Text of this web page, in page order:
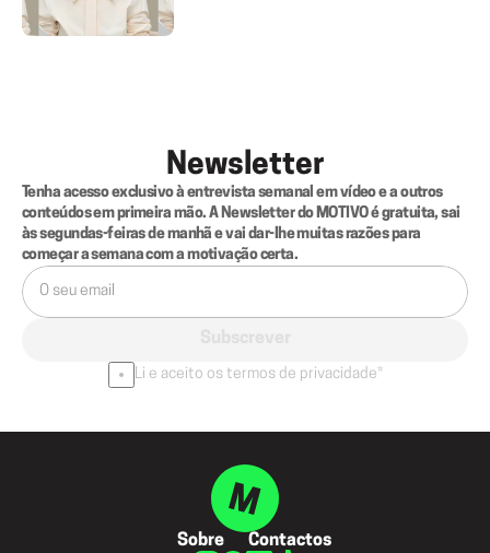
Newsletter
Tenha acesso exclusivo à entrevista semanal em vídeo e a outros
conteúdos em primeira mão. A Newsletter do MOTIVO é gratuita, sai
às segundas-feiras de manhã e vai dar-lhe muitas razões para
começar a semana com a motivação certa.
Li e aceito os termos de privacidade*
Sobre Contactos